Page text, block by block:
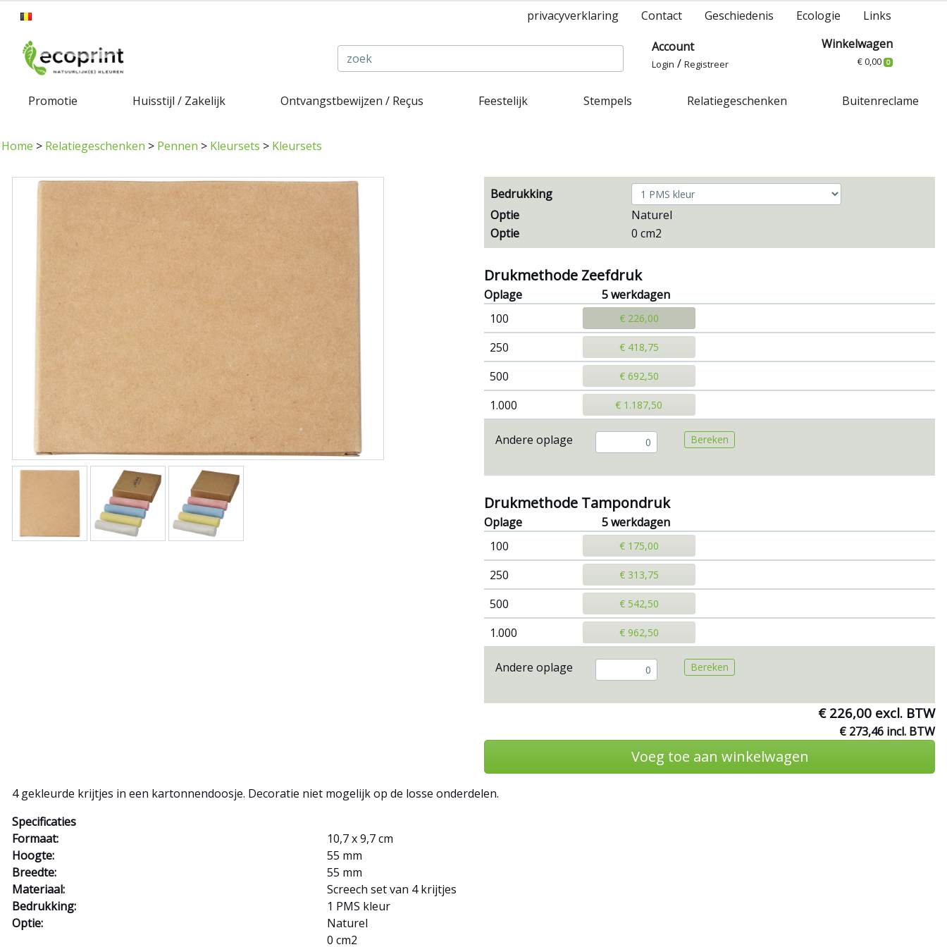
privacyverklaring Contact Geschiedenis Ecologie
Links
Account
Login /Registreer
Winkelwagen
€ 0,00 0
Promotie Huisstijl / Zakelijk Ontvangstbewijzen / Reçus Feestelijk Stempels Relatiegeschenken Buitenreclame
Home > Relatiegeschenken > Pennen > Kleursets > Kleursets
4 gekleurde krijtjes in een kartonnendoosje. Decoratie niet mogelijk op de losse onderdelen.
Specificaties
Formaat:
10,7 x 9,7 cm
Hoogte:
55 mm
Breedte:
55 mm
Materiaal:
Screech set van 4 krijtjes
Bedrukking:
1 PMS kleur
Optie:
Naturel
0 cm2
Bedrukking
Optie
Naturel
Optie
0 cm2
Drukmethode Zeefdruk
Oplage
5 werkdagen
100
€ 226,00
250 € 418,75
500 € 692,50
1.000 € 1.187,50
Andere oplage Bereken
Drukmethode Tampondruk
Oplage
5 werkdagen
100
€ 175,00
250 € 313,75
500 € 542,50
1.000 € 962,50
Andere oplage Bereken
€ 226,00 excl. BTW
€ 273,46 incl. BTW
Voeg toe aan winkelwagen